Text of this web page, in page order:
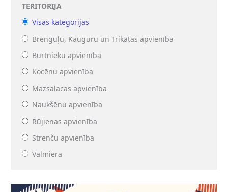
TERITORIJA
Visas kategorijas
Brenguļu, Kauguru un Trikātas apvienība
Burtnieku apvienība
Kocēnu apvienība
Mazsalacas apvienība
Naukšēnu apvienība
Rūjienas apvienība
Strenču apvienība
Valmiera